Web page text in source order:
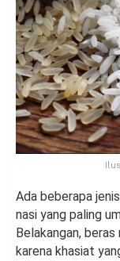
Ada beberapa
nasi yang paling
Belakangan,
karena khasiat